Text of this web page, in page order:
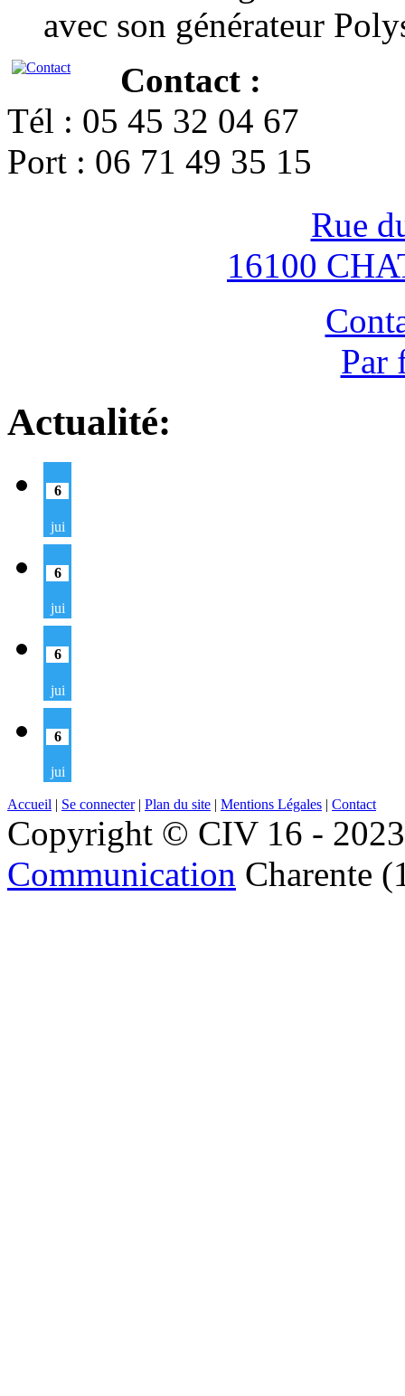
avec son générateur
Contact :
Tél : 05 45 32 04 67
Port : 06 71 49 35 15
Rue
16100
Par
Actualité:
6
jui
6
jui
6
jui
6
jui
Accueil | Se connecter| Plan du site | Mentions Légales | Contact
Copyright © CIV 16 -
Communication Charente